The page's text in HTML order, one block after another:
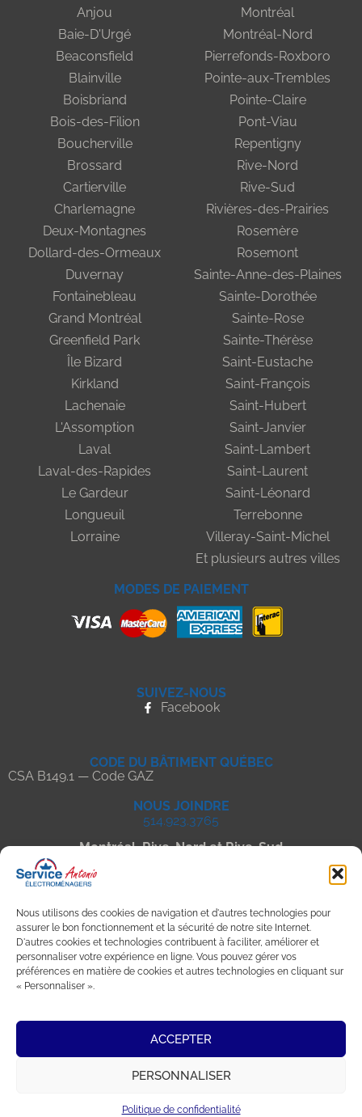
Nous utilisons des cookies de navigation et d'autres technologies pour
assurer le bon fonctionnement et la sécurité de notre site Internet.
D'autres cookies et technologies contribuent à faciliter, améliorer et
personnaliser votre expérience en ligne. Vous pouvez gérer vos
préférences en matière de cookies et autres technologies en cliquant sur
« Personnaliser ».
ACCEPTER
PERSONNALISER
Politique de confidentialité
Anjou
Baie-D'Urgé
Beaconsfield
Blainville
Boisbriand
Bois-des-Filion
Boucherville
Brossard
Cartierville
Charlemagne
Deux-Montagnes
Dollard-des-Ormeaux
Duvernay
Fontainebleau
Grand Montréal
Greenfield Park
Île Bizard
Kirkland
Lachenaie
L'Assomption
Laval
Laval-des-Rapides
Le Gardeur
Longueuil
Lorraine
Montréal
Montréal-Nord
Pierrefonds-Roxboro
Pointe-aux-Trembles
Pointe-Claire
Pont-Viau
Repentigny
Rive-Nord
Rive-Sud
Rivières-des-Prairies
Rosemère
Rosemont
Sainte-Anne-des-Plaines
Sainte-Dorothée
Sainte-Rose
Sainte-Thérèse
Saint-Eustache
Saint-François
Saint-Hubert
Saint-Janvier
Saint-Lambert
Saint-Laurent
Saint-Léonard
Terrebonne
Villeray-Saint-Michel
Et plusieurs autres villes
MODES DE PAIEMENT
SUIVEZ-NOUS
Facebook
CODE DU BÂTIMENT QUÉBEC
CSA B149.1 — Code GAZ
NOUS JOINDRE
514.923.3765
Montréal, Rive-Nord et Rive-Sud
3030 boulevard Curé-Labelle Suite 300
H7P 0H9
Bureau Terrebonne
11-1520 Rue Grande Allee,
Terrebonne, Québec
Brossard, Québec
J4Z 3P2
Service Antonio Électroménagers © 2026 Tous droits réservés.